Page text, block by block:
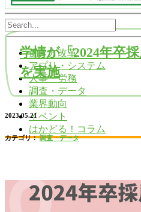
働き方改革
アプリ・システム
人事・労務
調査・データ
業界動向
イベント
はかどる！コラム
学情が「2024年卒
を実施
2023.05.21
カテゴリ： 調査・データ